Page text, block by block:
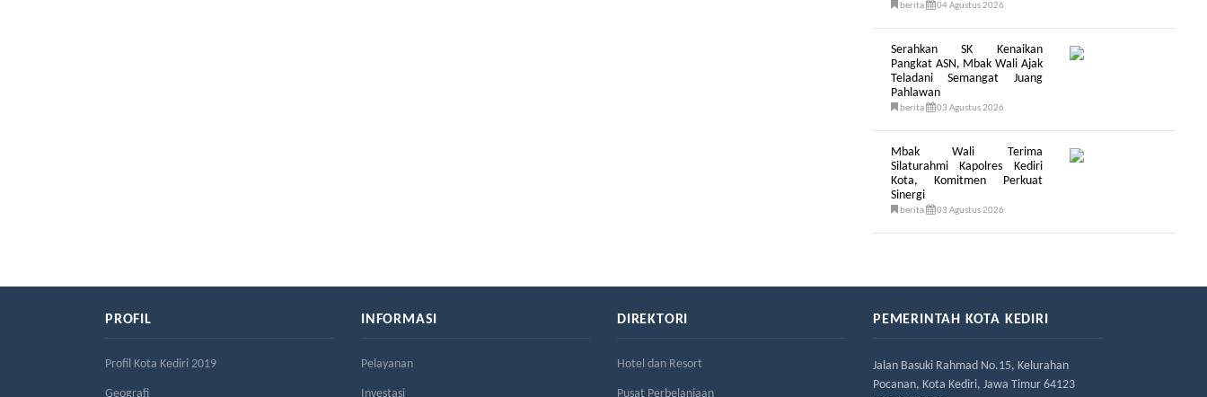
berita 04 Agustus 2026
Serahkan SK Kenaikan
Pangkat ASN, Mbak Wali Ajak
Teladani Semangat Juang
Pahlawan
berita 03 Agustus 2026
Mbak Wali Terima
Silaturahmi Kapolres Kediri
Kota, Komitmen Perkuat
Sinergi
berita 03 Agustus 2026
PROFIL
Profil Kota Kediri 2019
Geografi
INFORMASI
Pelayanan
Investasi
DIREKTORI
Hotel dan Resort
Pusat Perbelanjaan
PEMERINTAH KOTA KEDIRI
Jalan Basuki Rahmad No.15, Kelurahan
Pocanan, Kota Kediri, Jawa Timur 64123